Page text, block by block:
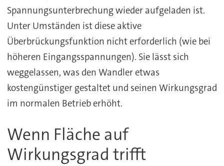
Spannungsunterbrechung wieder aufgeladen ist.
Unter Umständen ist diese aktive
Überbrückungsfunktion nicht erforderlich (wie bei
höheren Eingangsspannungen). Sie lässt sich
weggelassen, was den Wandler etwas
kostengünstiger gestaltet und seinen Wirkungsgrad
im normalen Betrieb erhöht.
Wenn Fläche auf
Wirkungsgrad trifft